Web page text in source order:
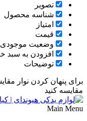
تصویر
شناسه محصول
امتیاز
قیمت
وضعیت
افزودن به سبد
توضیحات
برای پنهان کردن نوار
مقایسه کنید
Main Menu